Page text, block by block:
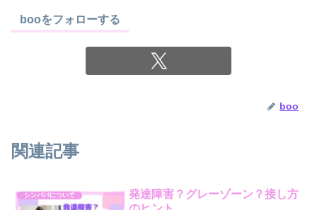
booをフォローする
boo
関連記事
シンパパについて
発達障害？グレーゾーン？接し方